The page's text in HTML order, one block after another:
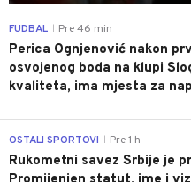
FUDBAL Pre 46 min
Perica Ognjenović nakon
osvojenog boda na klupi
kvaliteta, ima mjesta za
OSTALI SPORTOVI Pre 1 h
Rukometni savez Srbije je